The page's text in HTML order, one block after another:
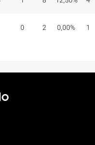
0 2 0,00% 1